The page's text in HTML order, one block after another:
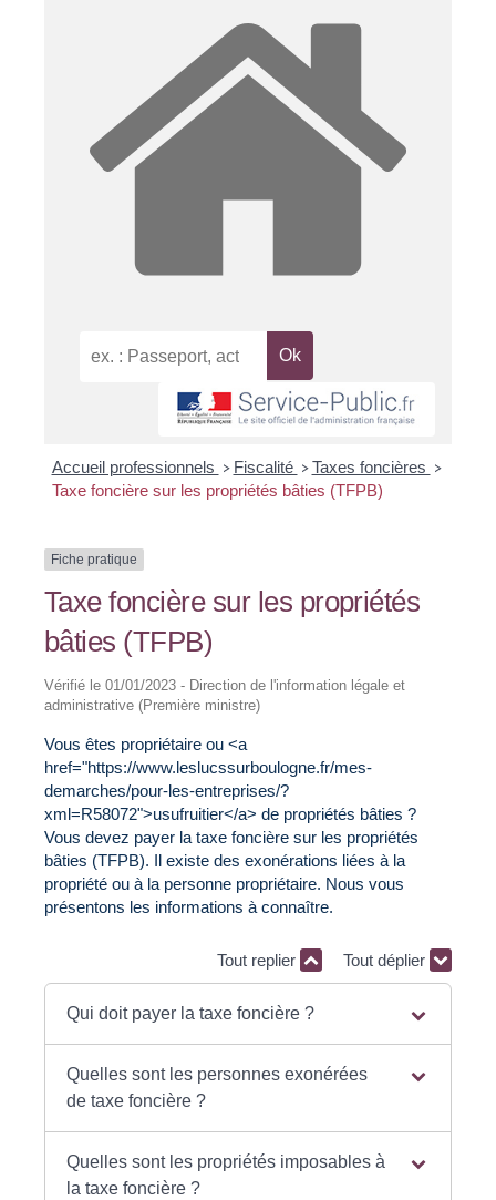
Accueil professionnels > Fiscalité > Taxes foncières >
Taxe foncière sur les propriétés bâties (TFPB)
Fiche pratique
Taxe foncière sur les propriétés
bâties (TFPB)
Vérifié le 01/01/2023 - Direction de l'information légale et
administrative (Première ministre)
Vous êtes propriétaire ou <a
href="https://www.leslucssurboulogne.fr/mes-
demarches/pour-les-entreprises/?
xml=R58072">usufruitier</a> de propriétés bâties ?
Vous devez payer la taxe foncière sur les propriétés
bâties (TFPB). Il existe des exonérations liées à la
propriété ou à la personne propriétaire. Nous vous
présentons les informations à connaître.
Tout replier Tout déplier
Qui doit payer la taxe foncière ?
Quelles sont les personnes exonérées
de taxe foncière ?
Quelles sont les propriétés imposables à
la taxe foncière ?